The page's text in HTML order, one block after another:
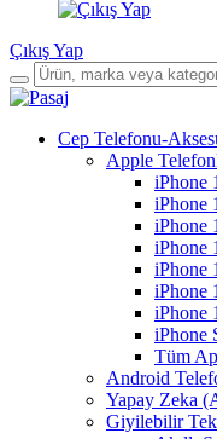
Çıkış Yap
Cep Telefonu-
Apple
iPhone
iPhone
iPhone
iPhone
iPhone
iPhone
iPhone
iPhone
Tüm
Android
Yapay Zeka
Giyilebilir